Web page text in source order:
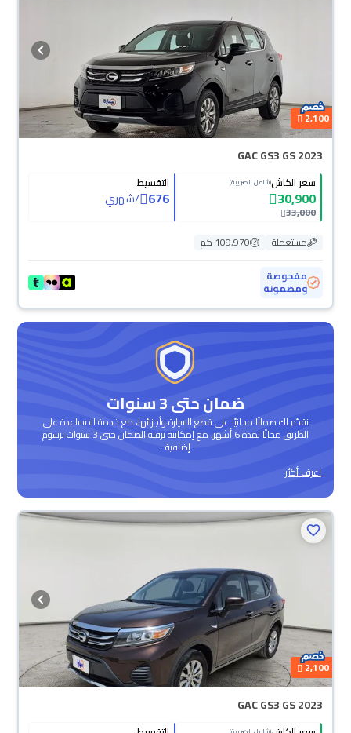
2,100
GAC GS3 GS 2023
سعر الكاش(شامل الضريبة)
30,900
33,000
التقسيط
676
/شهري
مستعملة
109,970 كم
مفحوصة
ومضمونة
ضمان حتى 3 سنوات
نقدّم لك ضمانًا مجانيًا على قطع السيارة وأجزائها، مع خدمة المساعدة على
الطريق مجانًا لمدة 6 أشهر، مع إمكانية ترقية الضمان حتى 3 سنوات برسوم
إضافية .
اعرف أكثر
2,100
GAC GS3 GS 2023